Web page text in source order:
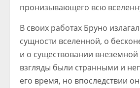
пронизывающего всю
В своих работах Бруно
сущности вселенной, о
и о существовании
взгляды были странными и
его время, но впоследствии